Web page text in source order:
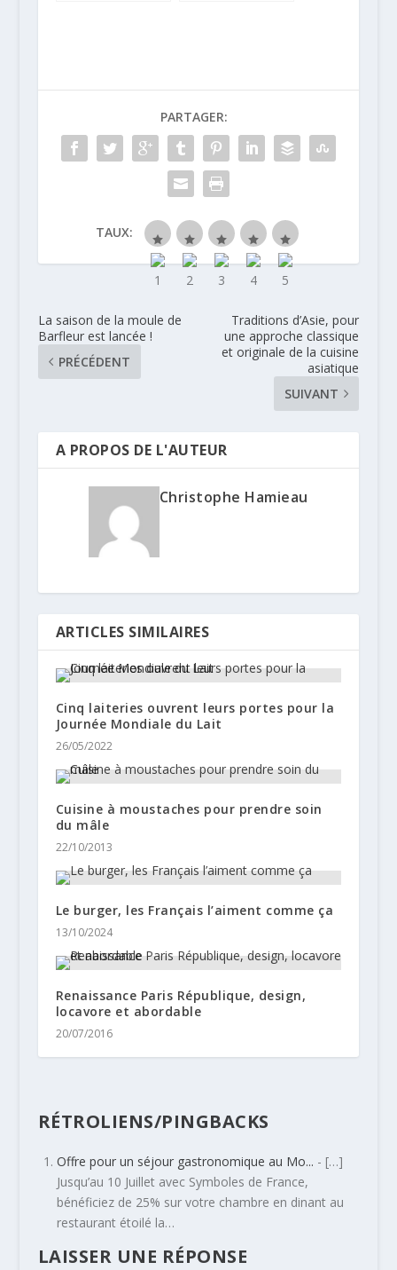
PARTAGER:
TAUX:
La saison de la moule de
Barfleur est lancée !
PRÉCÉDENT
Traditions d’Asie, pour
une approche classique
et originale de la cuisine
asiatique
SUIVANT
A PROPOS DE L'AUTEUR
Christophe Hamieau
ARTICLES SIMILAIRES
Cinq laiteries ouvrent leurs portes pour la
Journée Mondiale du Lait
26/05/2022
Cuisine à moustaches pour prendre soin
du mâle
22/10/2013
Le burger, les Français l’aiment comme ça
13/10/2024
Renaissance Paris République, design,
locavore et abordable
20/07/2016
RÉTROLIENS/PINGBACKS
Offre pour un séjour gastronomique au Mo... - […]
Jusqu’au 10 Juillet avec Symboles de France,
bénéficiez de 25% sur votre chambre en dinant au
restaurant étoilé la…
LAISSER UNE RÉPONSE